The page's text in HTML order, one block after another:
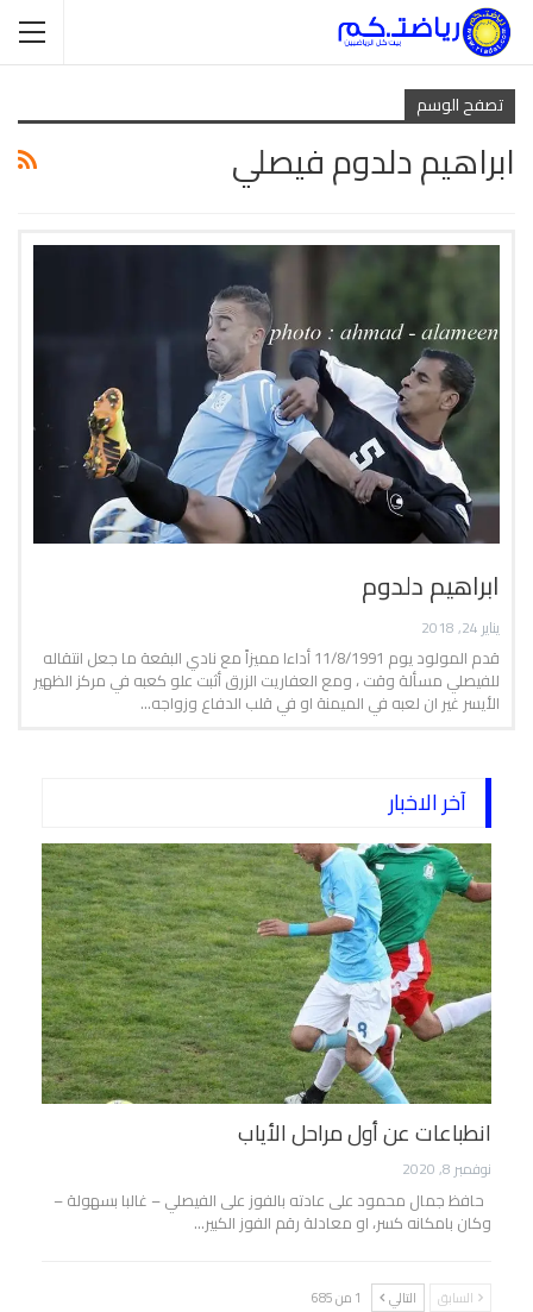
تصفح الوسم
ابراهيم دلدوم فيصلي
ابراهيم دلدوم
يناير 24, 2018
قدم المولود يوم 11/8/1991 أداءا مميزاً مع نادي البقعة ما جعل انتقاله
للفيصلي مسألة وقت ، ومع العفاريت الزرق أثبت علو كعبه في مركز الظهير
الأيسر غير ان لعبه في الميمنة او في قلب الدفاع وزواجه…
آخر الاخبار
انطباعات عن أول مراحل الأياب
نوفمبر 8, 2020
حافظ جمال محمود على عادته بالفوز على الفيصلي – غالبا بسهولة –
وكان بامكانه كسر، او معادلة رقم الفوز الكبير…
السابق التالي 1 من 685